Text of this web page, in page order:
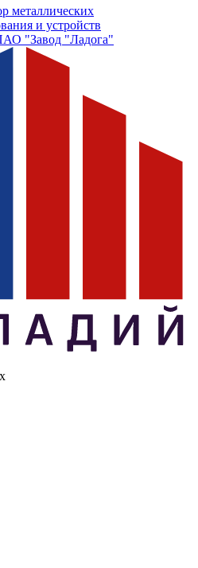
металлических
и устройств
"Завод "Ладога"